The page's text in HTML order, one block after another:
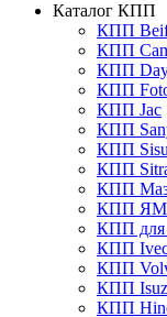
Каталог КПП
КПП
КПП
КПП
КПП
КПП Jac
КПП
КПП Sisu
КПП
КПП
КПП
КПП для
КПП
КПП
КПП
КПП